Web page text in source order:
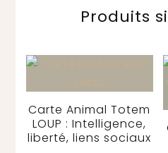
Produits
Carte Animal Totem
LOUP : Intelligence,
liberté, liens sociaux